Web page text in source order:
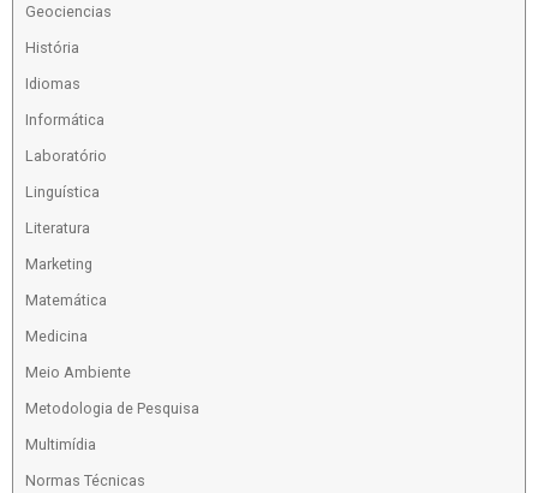
Geociencias
História
Idiomas
Informática
Laboratório
Linguística
Literatura
Marketing
Matemática
Medicina
Meio Ambiente
Metodologia de Pesquisa
Multimídia
Normas Técnicas